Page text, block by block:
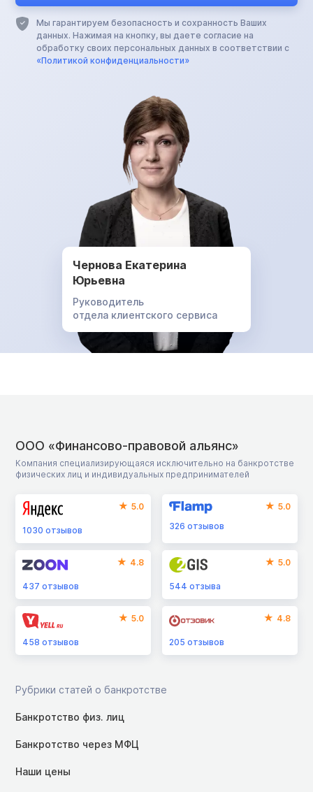
Мы гарантируем безопасность и сохранность Ваших
данных. Нажимая на кнопку, вы даете согласие на
обработку своих персональных данных в соответствии с
«Политикой конфиденциальности»
Чернова Екатерина
Юрьевна
Руководитель
отдела клиентского сервиса
ООО «Финансово-правовой альянс»
Компания специализирующаяся исключительно на банкротстве
физических лиц и индивидуальных предпринимателей
5.0
1030 отзывов
5.0
326отзывов
4.8
437 отзывов
5.0
544отзыва
5.0
458 отзывов
4.8
205отзывов
Рубрики статей о банкротстве
Банкротство физ. лиц
Банкротство через МФЦ
Наши цены